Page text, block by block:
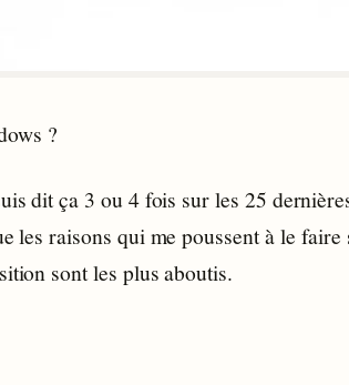
?
dit ça 3 ou 4 fois sur les 25
les raisons qui me poussent à le
sont les plus aboutis.